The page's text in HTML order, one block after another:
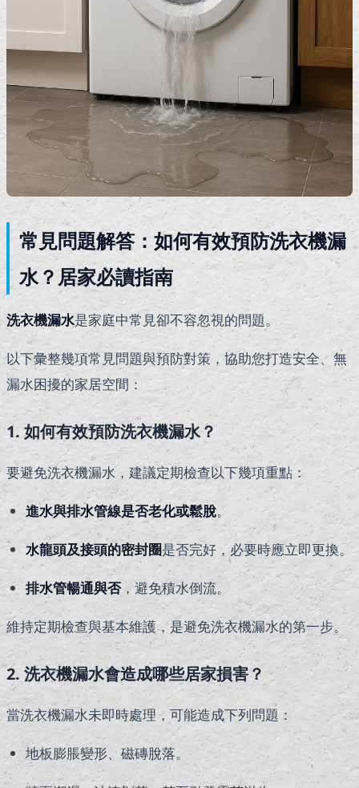
常見問題解答：如何有效預防洗衣機漏
水？居家必讀指南
洗衣機漏水是家庭中常見卻不容忽視的問題。
以下彙整幾項常見問題與預防對策，協助您打造安全、無
漏水困擾的家居空間：
1. 如何有效預防洗衣機漏水？
要避免洗衣機漏水，建議定期檢查以下幾項重點：
進水與排水管線是否老化或鬆脫。
水龍頭及接頭的密封圈是否完好，必要時應立即更換。
排水管暢通與否，避免積水倒流。
維持定期檢查與基本維護，是避免洗衣機漏水的第一步。
2. 洗衣機漏水會造成哪些居家損害？
當洗衣機漏水未即時處理，可能造成下列問題：
地板膨脹變形、磁磚脫落。